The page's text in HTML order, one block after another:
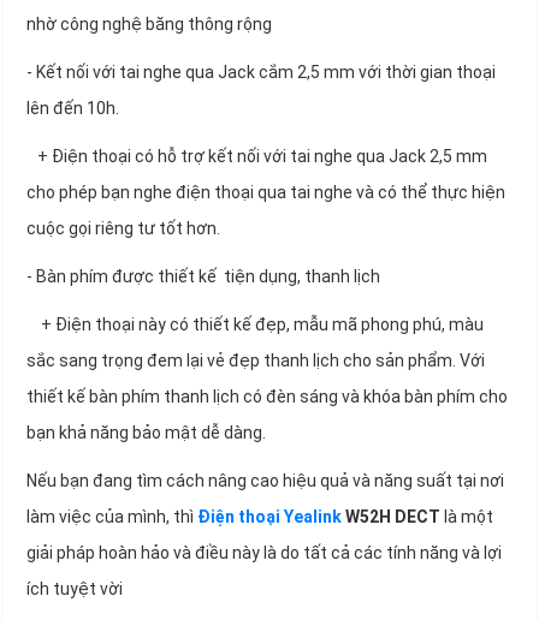
nhờ công nghệ băng thông rộng
- Kết nối với tai nghe qua Jack cắm 2,5 mm với thời gian thoại
lên đến 10h.
+ Điện thoại có hỗ trợ kết nối với tai nghe qua Jack 2,5 mm
cho phép bạn nghe điện thoại qua tai nghe và có thể thực hiện
cuộc gọi riêng tư tốt hơn.
- Bàn phím được thiết kế tiện dụng, thanh lịch
+ Điện thoại này có thiết kế đẹp, mẫu mã phong phú, màu
sắc sang trọng đem lại vẻ đẹp thanh lịch cho sản phẩm. Với
thiết kế bàn phím thanh lịch có đèn sáng và khóa bàn phím cho
bạn khả năng bảo mật dễ dàng.
Nếu bạn đang tìm cách nâng cao hiệu quả và năng suất tại nơi
làm việc của mình, thì Điện thoại YealinkW52H DECT là một
giải pháp hoàn hảo và điều này là do tất cả các tính năng và lợi
ích tuyệt vời